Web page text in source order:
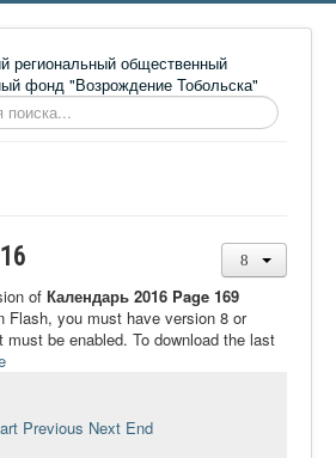
of Календарь 2016 Page 169
Flash, you must have version 8 or
must be enabled. To download the last
Previous Next End